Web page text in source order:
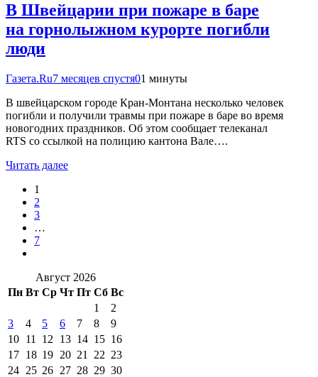
В Швейцарии при пожаре в баре
на горнолыжном курорте погибли
люди
Газета.Ru7 месяцев спустя01 минуты
В швейцарском городе Кран-Монтана несколько человек
погибли и получили травмы при пожаре в баре во время
новогодних праздников. Об этом сообщает телеканал
RTS со ссылкой на полицию кантона Вале….
Читать далее
1
2
3
…
7
Август 2026
Пн Вт Ср Чт Пт Сб Вс
1
2
3
4 5 6 7 8
9
10 11 12 13 14 15 16
17 18 19 20 21 22 23
24 25 26 27 28 29 30